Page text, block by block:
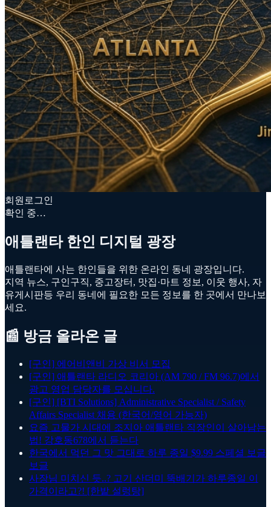
회원로그인
확인 중…
애틀랜타 한인 디지털 광장
애틀랜타에 사는 한인들을 위한 온라인 동네 광장입니다.
지역 뉴스, 구인구직, 중고장터, 맛집·마트 정보, 이웃 행사, 자
유게시판등 우리 동네에 필요한 모든 정보를 한 곳에서 만나보
세요.
📰 방금 올라온 글
[구인] 에어비앤비 가상 비서 모집
[구인] 애틀랜타 라디오 코리아 (AM 790 / FM 96.7)에서
광고 영업 담당자를 모십니다.
[구인] [BTI Solutions] Administrative Specialist / Safety
Affairs Specialist 채용 (한국어/영어 가능자)
요즘 고물가 시대에 조지아 애틀랜타 직장인이 살아남는
법! 강호동678에서 듣는다
한국에서 먹던 그 맛 그대로 하루 종일 $9.99 스페셜 보글
보글
사장님 미치신 듯..? 고기 산더미 뚝배기가 하루종일 이
가격이라고?! [한밭 설렁탕]